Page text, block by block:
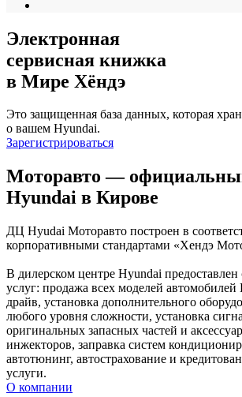
Электронная
сервисная книжка
в Мире Хёндэ
Это защищенная база данных, которая
о вашем Hyundai.
Зарегистрироваться
Моторавто —
Hyundai в Кирове
ДЦ Hyudai Моторавто построен в
корпоративными стандартами «Хендэ
В дилерском центре Hyundai
услуг: продажа всех моделей автомобилей
драйв, установка дополнительного
любого уровня сложности, установка
оригинальных запасных частей и
инжекторов, заправка систем
автотюнинг, автострахование и
услуги.
О компании